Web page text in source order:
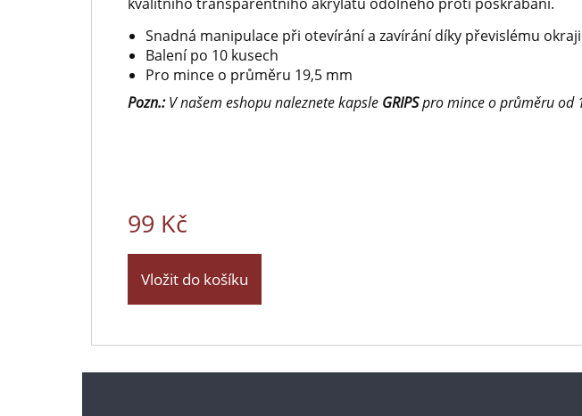
Snadná manipulace při otevírání a zavírání díky převislému okraji
Balení po 10 kusech
Pro mince o průměru 19,5 mm
Pozn.:V našem eshopu naleznete kapsle GRIPSpro mince o průměru od
99 Kč
Vložit do košíku